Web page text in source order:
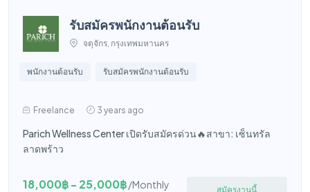
รับสมัครพนักงานต้อนรับ
จตุจักร, กรุงเทพมหานคร
พนักงานต้อนรับ รับสมัครพนักงานต้อนรับ
Freelance 3 years ago
Parich Wellness Center เปิดรับสมัครด่วน🔥สาขา: เซ็นทรัล
ลาดพร้าว
18,000฿ - 25,000฿/Monthly สมัครงานนี้